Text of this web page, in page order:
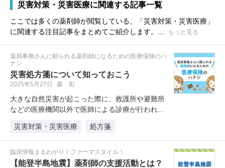
災害対策・災害医療に関連する記事一覧
ここでは多くの薬剤師が閲覧している、「災害対策・災害医療」
に関連する注目記事をまとめてご紹介します。...
もっと見る
薬局事務さんに頼られる薬剤師になるための医療保険のハ
ナシ
災害処方箋について知っておこう
2025年5月27日 森 彩
大きな自然災害が起こった際に、救護所や避難所
などの医療機関以外で医師による診療が行われま
災害対策・災害医療
処方箋
臨床情報まるわかり！ファーマスタイル！
【能登半島地震】薬剤師の支援活動とは？